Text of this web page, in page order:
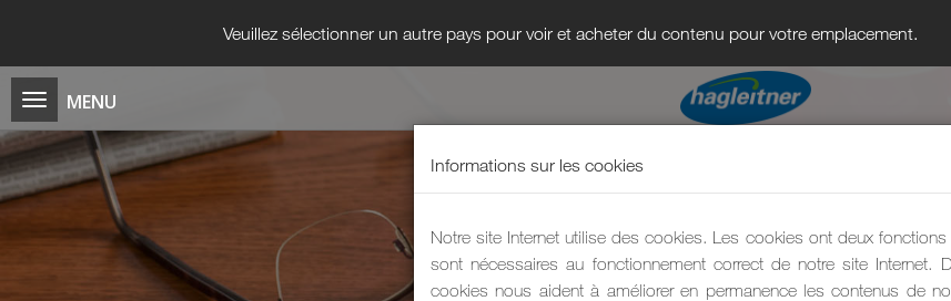
Veuillez sélectionner un autre pays pour voir et acheter du contenu pour votre emplacement.
Informations sur les cookies
Notre site Internet utilise des cookies. Les cookies ont deux fonctions
sont nécessaires au fonctionnement correct de notre site Internet.
cookies nous aident à améliorer en permanence les contenus de